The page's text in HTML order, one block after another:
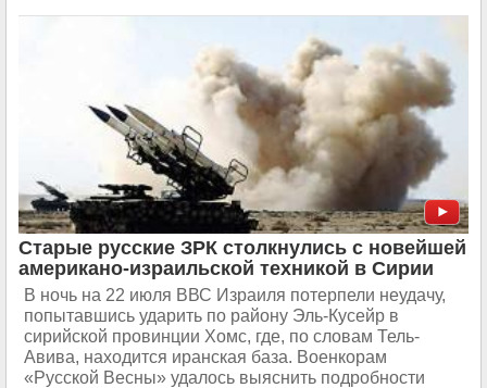
Старые русские ЗРК столкнулись с новейшей
американо-израильской техникой в Сирии
В ночь на 22 июля ВВС Израиля потерпели неудачу,
попытавшись ударить по району Эль-Кусейр в
сирийской провинции Хомс, где, по словам Тель-
Авива, находится иранская база. Военкорам
«Русской Весны» удалось выяснить подробности